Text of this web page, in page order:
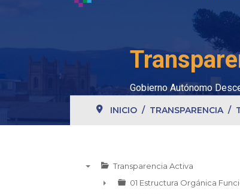
Gobierno Autónomo
INICIO TRANSPARENCIA
Transparencia Activa
01 Estructura Orgánica